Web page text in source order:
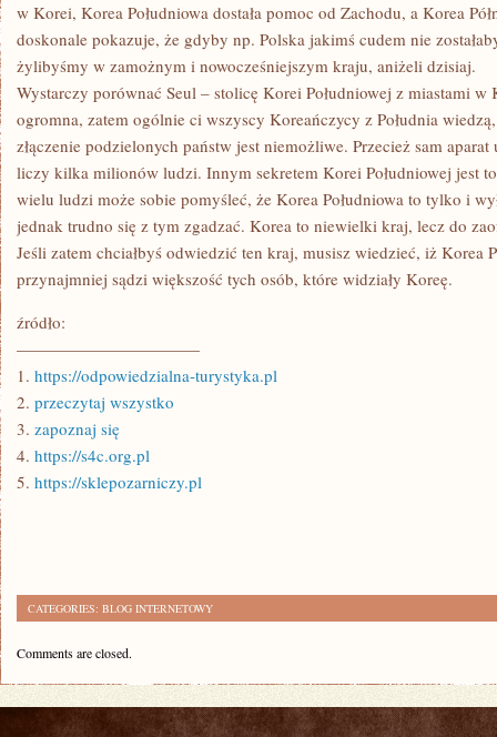
w Korei, Korea Południowa dostała pomoc od Zachodu, a Korea
doskonale pokazuje, że gdyby np. Polska jakimś cudem nie
żylibyśmy w zamożnym i nowocześniejszym kraju, aniżeli dzisiaj.
Wystarczy porównać Seul – stolicę Korei Południowej z miastami w
ogromna, zatem ogólnie ci wszyscy Koreańczycy z Południa
złączenie podzielonych państw jest niemożliwe. Przecież sam
liczy kilka milionów ludzi. Innym sekretem Korei Południowej jest
wielu ludzi może sobie pomyśleć, że Korea Południowa to tylko i
jednak trudno się z tym zgadzać. Korea to niewielki kraj, lecz do
Jeśli zatem chciałbyś odwiedzić ten kraj, musisz wiedzieć, iż Korea
przynajmniej sądzi większość tych osób, które widziały Koreę.
źródło:
———————————
1. https://odpowiedzialna-turystyka.pl
2. przeczytaj wszystko
3. zapoznaj się
4. https://s4c.org.pl
5. https://sklepozarniczy.pl
CATEGORIES: BLOG INTERNETOWY
Comments are closed.